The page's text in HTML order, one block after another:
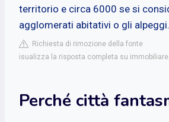
territorio e circa 6000 se si
agglomerati abitativi o gli alpeggi.
Richiesta di rimozione della fonte
isualizza la risposta completa su
Perché città